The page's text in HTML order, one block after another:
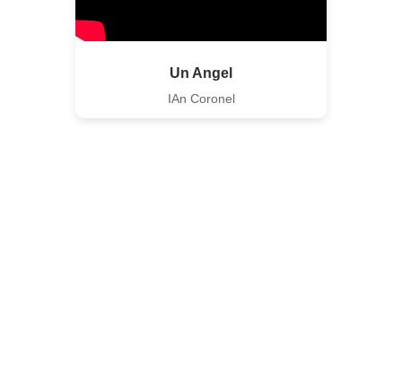
Un Angel
IAn Coronel